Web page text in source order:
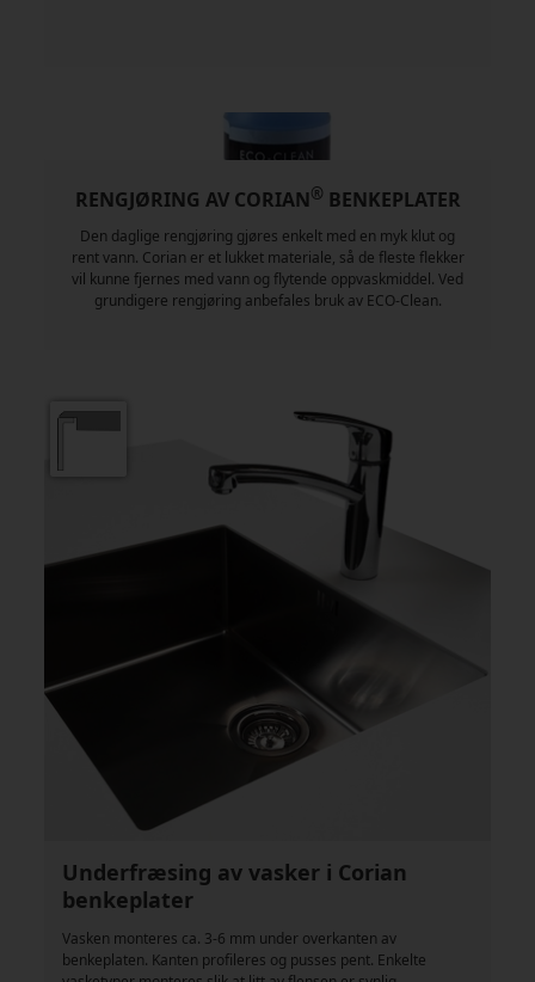
RENGJØRING AV CORIAN® BENKEPLATER
Den daglige rengjøring gjøres enkelt med en myk klut og
rent vann. Corian er et lukket materiale, så de fleste flekker
vil kunne fjernes med vann og flytende oppvaskmiddel. Ved
grundigere rengjøring anbefales bruk av ECO-Clean.
Underfræsing av vasker i Corian
benkeplater
Vasken monteres ca. 3-6 mm under overkanten av
benkeplaten. Kanten profileres og pusses pent. Enkelte